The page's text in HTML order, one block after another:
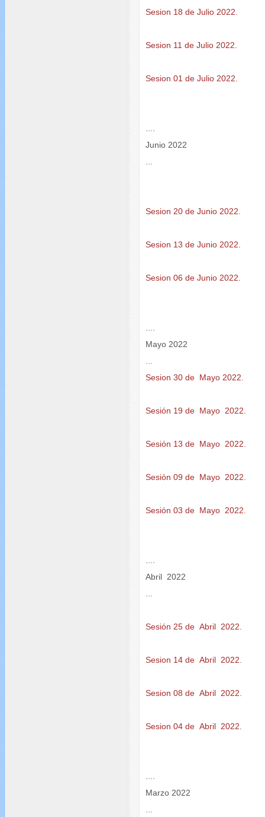
Sesion 18 de Julio 2022.
Sesion 11 de Julio 2022.
Sesion 01 de Julio 2022.
Junio 2022
Sesion 20 de Junio 2022.
Sesion 13 de Junio 2022.
Sesion 06 de Junio 2022.
Mayo 2022
Sesion 30 de Mayo 2022.
Sesión 19 de Mayo 2022.
Sesión 13 de Mayo 2022.
Sesión 09 de Mayo 2022.
Sesión 03 de Mayo 2022.
Abril 2022
Sesión 25 de Abril 2022.
Sesion 14 de Abril 2022.
Sesion 08 de Abril 2022.
Sesion 04 de Abril 2022.
Marzo 2022